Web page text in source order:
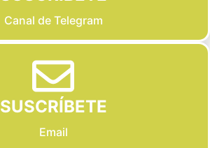
Canal de Telegram
SUSCRÍBETE
Email